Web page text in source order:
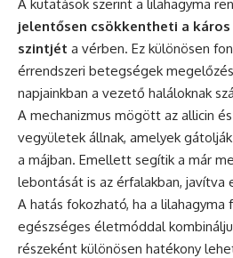
A kutatások szerint a lilahagyma
jelentősen csökkentheti a
szintjét a vérben. Ez különösen
érrendszeri betegségek
napjainkban a vezető haláloknak
A mechanizmus mögött az allicin
vegyületek állnak, amelyek
a májban. Emellett segítik a már
lebontását is az érfalakban, javítva
A hatás fokozható, ha a lilahagyma
egészséges életmóddal
részeként különösen hatékony